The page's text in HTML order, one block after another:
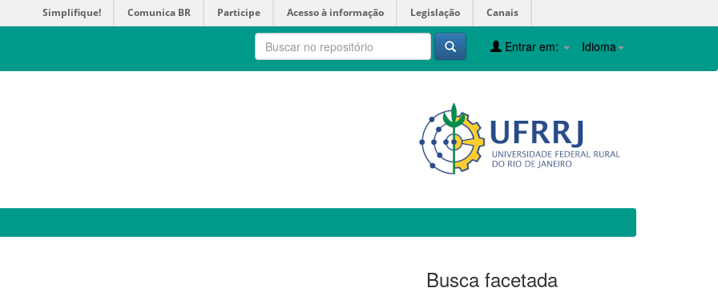
Simplifique! Comunica BR Participe Acesso à informação Legislação Canais
Idioma
Entrar em:
Busca facetada